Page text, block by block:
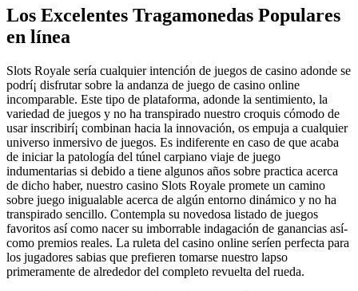
Los Excelentes Tragamonedas Populares
en línea
Slots Royale serí­a cualquier intención de juegos de casino adonde se
podrí¡ disfrutar sobre la andanza de juego de casino online
incomparable. Este tipo de plataforma, adonde la sentimiento, la
variedad de juegos y no ha transpirado nuestro croquis cómodo de
usar inscribirí¡ combinan hacia la innovación, os empuja a cualquier
universo inmersivo de juegos. Es indiferente en caso de que acaba
de iniciar la patologí­a del túnel carpiano viaje de juego
indumentarias si debido a tiene algunos años sobre practica acerca
de dicho haber, nuestro casino Slots Royale promete un camino
sobre juego inigualable acerca de algún entorno dinámico y no ha
transpirado sencillo. Contempla su novedosa listado de juegos
favoritos así­ como nacer su imborrable indagación de ganancias así­
como premios reales. La ruleta del casino online serí­en perfecta para
los jugadores sabias que prefieren tomarse nuestro lapso
primeramente de alrededor del completo revuelta del rueda.